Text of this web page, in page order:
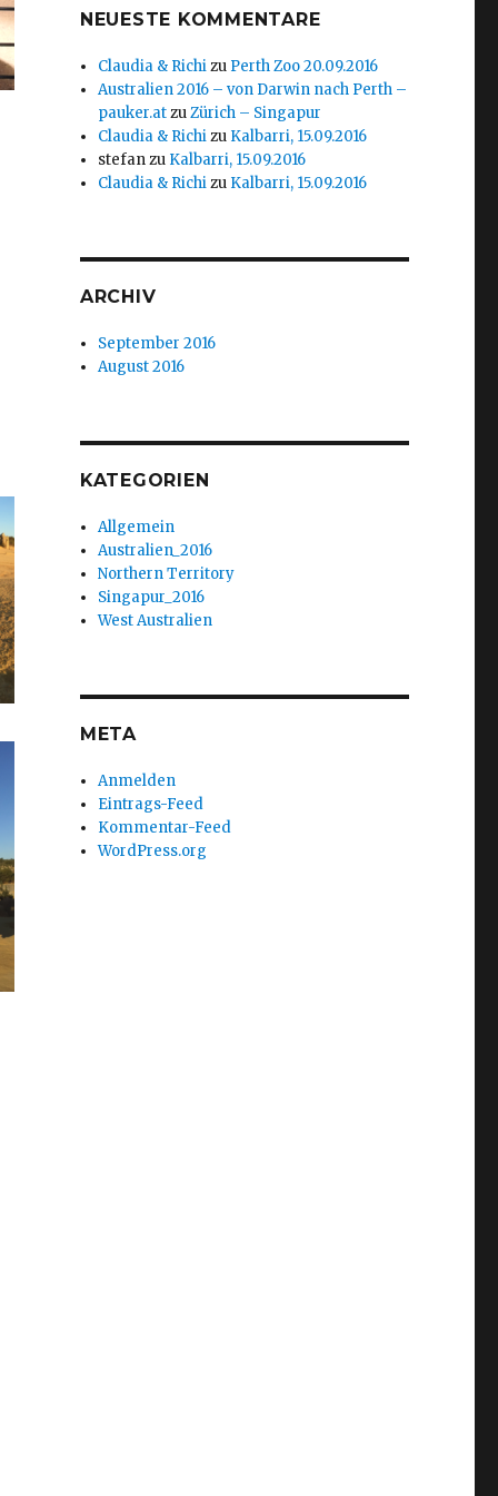
NEUESTE KOMMENTARE
Claudia & Richizu Perth Zoo 20.09.2016
Australien 2016 – von Darwin nach Perth –
pauker.atzuZürich – Singapur
Claudia & Richizu Kalbarri, 15.09.2016
stefanzu Kalbarri, 15.09.2016
Claudia & Richizu Kalbarri, 15.09.2016
ARCHIV
September 2016
August 2016
KATEGORIEN
Allgemein
Australien_2016
Northern Territory
Singapur_2016
West Australien
META
Anmelden
Eintrags-Feed
Kommentar-Feed
WordPress.org